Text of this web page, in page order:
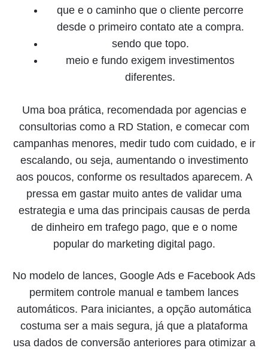
que e o caminho que o cliente percorre
desde o primeiro contato ate a compra.
sendo que topo.
meio e fundo exigem investimentos
diferentes.
Uma boa prática, recomendada por agencias e
consultorias como a RD Station, e comecar com
campanhas menores, medir tudo com cuidado, e ir
escalando, ou seja, aumentando o investimento
aos poucos, conforme os resultados aparecem. A
pressa em gastar muito antes de validar uma
estrategia e uma das principais causas de perda
de dinheiro em trafego pago, que e o nome
popular do marketing digital pago.
No modelo de lances, Google Ads e Facebook Ads
permitem controle manual e tambem lances
automáticos. Para iniciantes, a opção automática
costuma ser a mais segura, já que a plataforma
usa dados de conversão anteriores para otimizar a